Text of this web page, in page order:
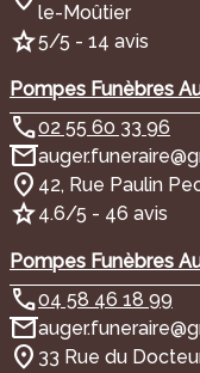
le-Moûtier
5/5 - 14 avis
Pompes Funèbres
02 55 60 33 96
42, Rue Paulin
4.6/5 - 46 avis
Pompes Funèbres
04 58 46 18 99
33 Rue du